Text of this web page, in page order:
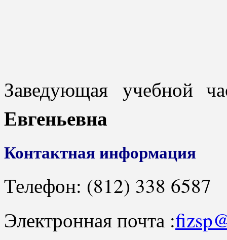
Заведующая учебной
Евгеньевна
Контактная информация
Телефон: (812) 338 6587
Электронная почта :